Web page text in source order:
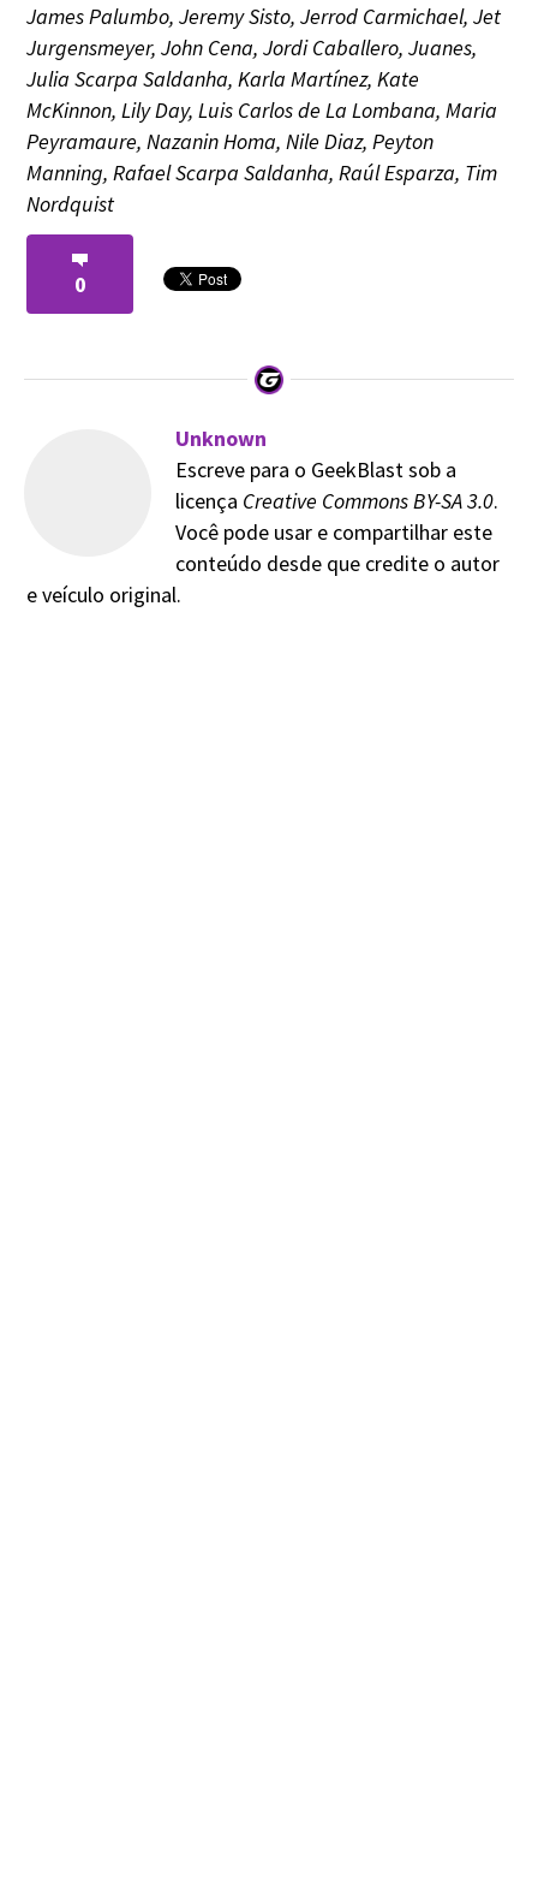
James Palumbo, Jeremy Sisto, Jerrod Carmichael, Jet
Jurgensmeyer, John Cena, Jordi Caballero, Juanes,
Julia Scarpa Saldanha, Karla Martínez, Kate
McKinnon, Lily Day, Luis Carlos de La Lombana, Maria
Peyramaure, Nazanin Homa, Nile Diaz, Peyton
Manning, Rafael Scarpa Saldanha, Raúl Esparza, Tim
Nordquist
0
Unknown
Escreve para o GeekBlast sob a
licença Creative Commons BY-SA 3.0.
Você pode usar e compartilhar este
conteúdo desde que credite o autor
e veículo original.